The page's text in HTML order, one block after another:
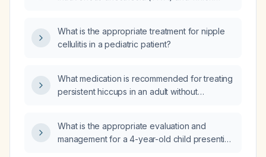
What is the appropriate treatment for nipple
cellulitis in a pediatric patient?
What medication is recommended for treating
persistent hiccups in an adult without
What is the appropriate evaluation and
management for a 4-year-old child presenting